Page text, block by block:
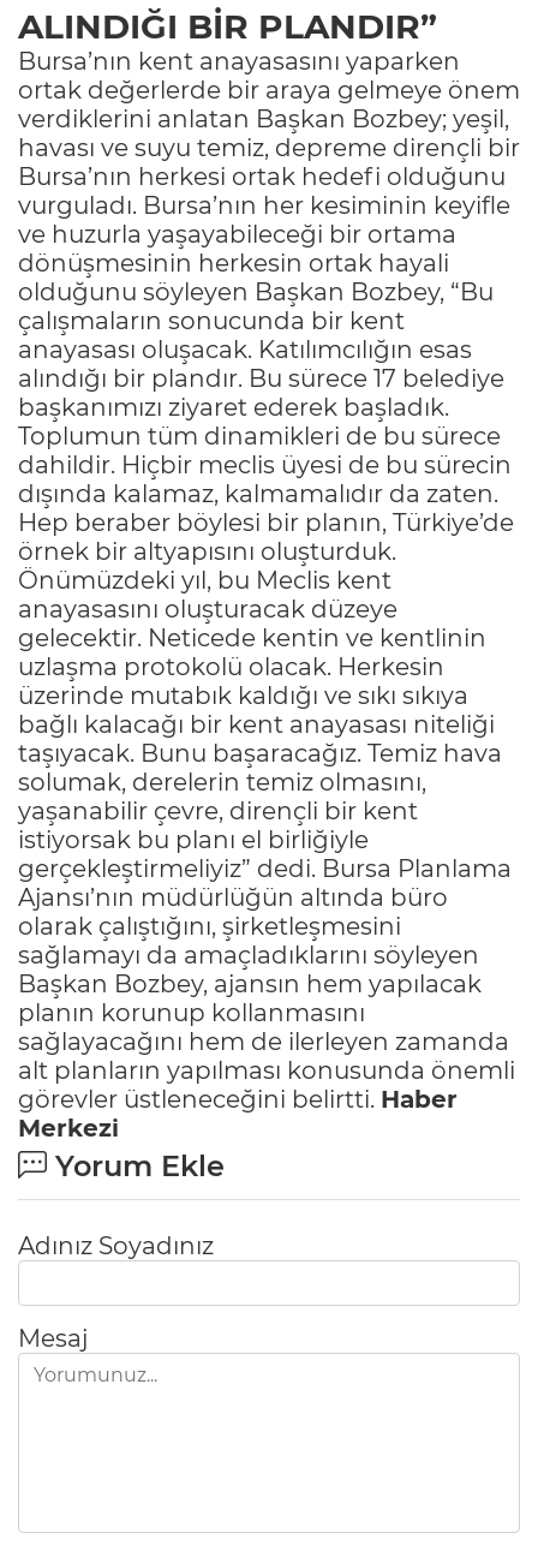
ALINDIĞI BİR PLANDIR”
Bursa’nın kent anayasasını yaparken
ortak değerlerde bir araya gelmeye önem
verdiklerini anlatan Başkan Bozbey; yeşil,
havası ve suyu temiz, depreme dirençli bir
Bursa’nın herkesi ortak hedefi olduğunu
vurguladı. Bursa’nın her kesiminin keyifle
ve huzurla yaşayabileceği bir ortama
dönüşmesinin herkesin ortak hayali
olduğunu söyleyen Başkan Bozbey, “Bu
çalışmaların sonucunda bir kent
anayasası oluşacak. Katılımcılığın esas
alındığı bir plandır. Bu sürece 17 belediye
başkanımızı ziyaret ederek başladık.
Toplumun tüm dinamikleri de bu sürece
dahildir. Hiçbir meclis üyesi de bu sürecin
dışında kalamaz, kalmamalıdır da zaten.
Hep beraber böylesi bir planın, Türkiye’de
örnek bir altyapısını oluşturduk.
Önümüzdeki yıl, bu Meclis kent
anayasasını oluşturacak düzeye
gelecektir. Neticede kentin ve kentlinin
uzlaşma protokolü olacak. Herkesin
üzerinde mutabık kaldığı ve sıkı sıkıya
bağlı kalacağı bir kent anayasası niteliği
taşıyacak. Bunu başaracağız. Temiz hava
solumak, derelerin temiz olmasını,
yaşanabilir çevre, dirençli bir kent
istiyorsak bu planı el birliğiyle
gerçekleştirmeliyiz” dedi. Bursa Planlama
Ajansı’nın müdürlüğün altında büro
olarak çalıştığını, şirketleşmesini
sağlamayı da amaçladıklarını söyleyen
Başkan Bozbey, ajansın hem yapılacak
planın korunup kollanmasını
sağlayacağını hem de ilerleyen zamanda
alt planların yapılması konusunda önemli
görevler üstleneceğini belirtti. Haber
Merkezi
Yorum Ekle
Adınız Soyadınız
Mesaj